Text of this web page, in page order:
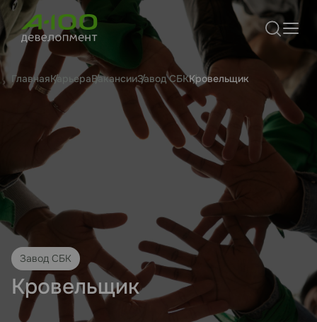
ГлавнаяКарьераВакансииЗавод СБККровельщик
Завод СБК
Кровельщик